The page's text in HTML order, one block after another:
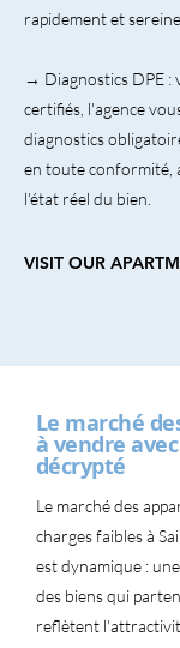
rapidement et
→ Diagnostics DPE :
certifiés, l'agence
diagnostics
en toute conformité,
l'état réel du bien.
VISIT OUR
Le marché
à vendre
décrypté
Le marché des
charges faibles à
est dynamique :
des biens qui
reflètent